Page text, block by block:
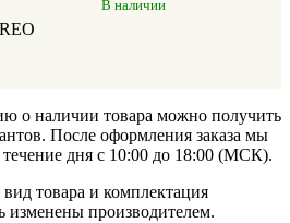
В наличии
о наличии товара можно получить
После оформления заказа мы
дня с 10:00 до 18:00 (МСК).
товара и комплектация
изменены производителем.